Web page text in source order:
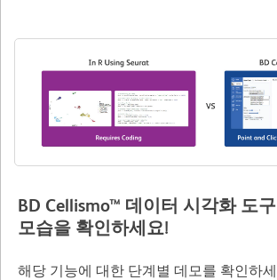
BD Cellismo™ 데이터 시각화 도
모습을 확인하세요!
해당 기능에 대한 단계별 데모를 확인하